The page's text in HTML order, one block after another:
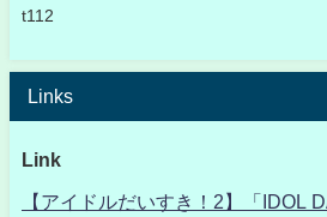
t112
Links
Link
【アイドルだいすき！2】「IDOL